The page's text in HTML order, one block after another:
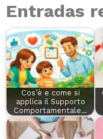
Entradas
Cos’è e come si
applica il Supporto
Comportamentale…